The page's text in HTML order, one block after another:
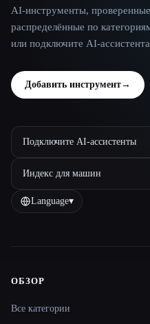
AI-инструменты,
распределённые по
или подключите AI-
Добавить инструмент→
Подключите AI-ассистенты
Индекс для машин
Language▾
Site navigation
ОБЗОР
Все категории